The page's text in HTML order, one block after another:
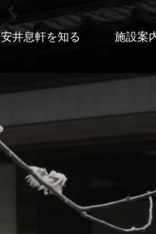
安井息軒を知る 施設案